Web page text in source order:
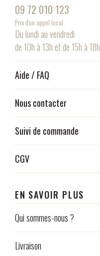
09 72 010 123
Prix d'un appel local
Du lundi au vendredi
de 10h à 13h et de 15h à 18h
Aide / FAQ
Nous contacter
Suivi de commande
CGV
EN SAVOIR PLUS
Qui sommes-nous ?
Livraison